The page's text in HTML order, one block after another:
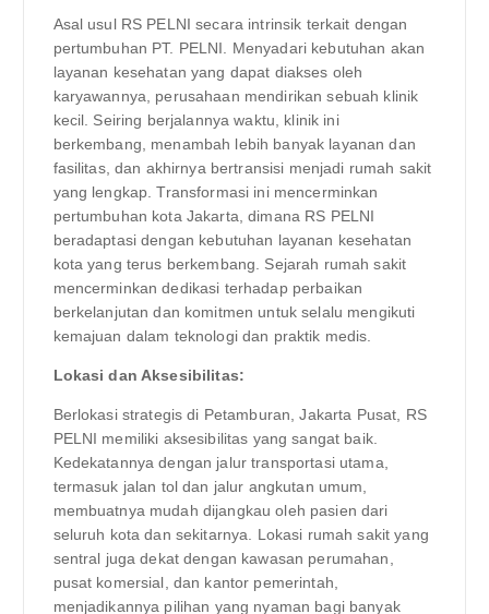
Asal usul RS PELNI secara intrinsik terkait dengan
pertumbuhan PT. PELNI. Menyadari kebutuhan akan
layanan kesehatan yang dapat diakses oleh
karyawannya, perusahaan mendirikan sebuah klinik
kecil. Seiring berjalannya waktu, klinik ini
berkembang, menambah lebih banyak layanan dan
fasilitas, dan akhirnya bertransisi menjadi rumah sakit
yang lengkap. Transformasi ini mencerminkan
pertumbuhan kota Jakarta, dimana RS PELNI
beradaptasi dengan kebutuhan layanan kesehatan
kota yang terus berkembang. Sejarah rumah sakit
mencerminkan dedikasi terhadap perbaikan
berkelanjutan dan komitmen untuk selalu mengikuti
kemajuan dalam teknologi dan praktik medis.
Lokasi dan Aksesibilitas:
Berlokasi strategis di Petamburan, Jakarta Pusat, RS
PELNI memiliki aksesibilitas yang sangat baik.
Kedekatannya dengan jalur transportasi utama,
termasuk jalan tol dan jalur angkutan umum,
membuatnya mudah dijangkau oleh pasien dari
seluruh kota dan sekitarnya. Lokasi rumah sakit yang
sentral juga dekat dengan kawasan perumahan,
pusat komersial, dan kantor pemerintah,
menjadikannya pilihan yang nyaman bagi banyak